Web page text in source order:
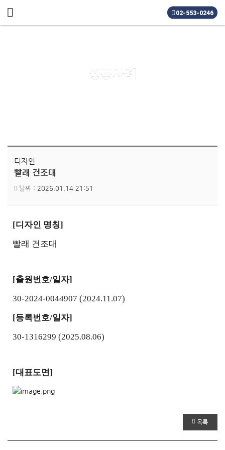
02-553-0246
성공사례
디자인
빨래 건조대
날짜 : 2026.01.14 21:51
[디자인 명칭]
빨래 건조대
[출원번호/일자]
30-2024-0044907 (2024.11.07)
[등록번호/일자]
30-1316299 (2025.08.06)
[대표도면]
목록